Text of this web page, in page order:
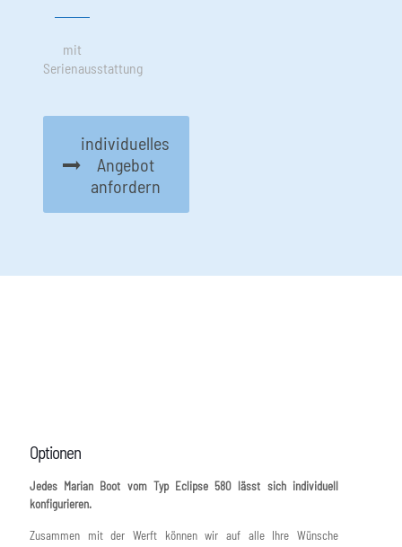
mit
Serienausstattung
individuelles
Angebot
anfordern
Optionen
Jedes Marian Boot vom Typ Eclipse 580 lässt sich individuell
konfigurieren.
Zusammen mit der Werft können wir auf alle Ihre Wünsche